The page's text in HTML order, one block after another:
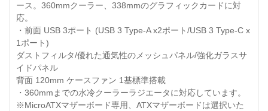
ース。360mmクーラー、338mmのグラフィックカードに対
応。
・前面 USB 3ポート (USB 3 Type-A x2ポート/USB 3 Type-C x
1ポート)
ダストフィルタ/優れた通気性のメッシュパネル/強化ガラスサ
イドパネル
背面 120mm ケースファン 1基標準搭載
・360mmまでの水冷クーラーラジエータに対応しています。
※MicroATXマザーボード専用、ATXマザーボードは選択いた